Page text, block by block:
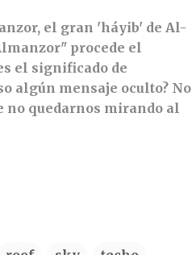
el gran 'háyib' de Al-
procede el
el significado de
algún mensaje oculto? No
no quedarnos mirando al